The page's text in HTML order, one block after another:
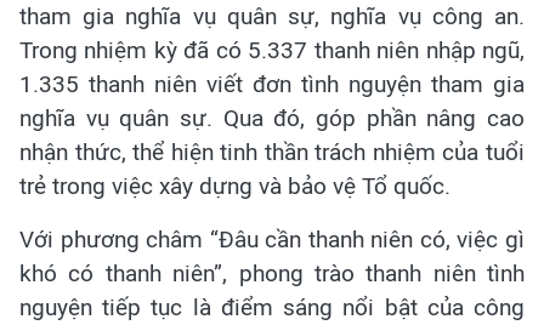
tham gia nghĩa vụ quân sự, nghĩa vụ công an.
Trong nhiệm kỳ đã có 5.337 thanh niên nhập ngũ,
1.335 thanh niên viết đơn tình nguyện tham gia
nghĩa vụ quân sự. Qua đó, góp phần nâng cao
nhận thức, thể hiện tinh thần trách nhiệm của tuổi
trẻ trong việc xây dựng và bảo vệ Tổ quốc.
Với phương châm “Đâu cần thanh niên có, việc gì
khó có thanh niên”, phong trào thanh niên tình
nguyện tiếp tục là điểm sáng nổi bật của công